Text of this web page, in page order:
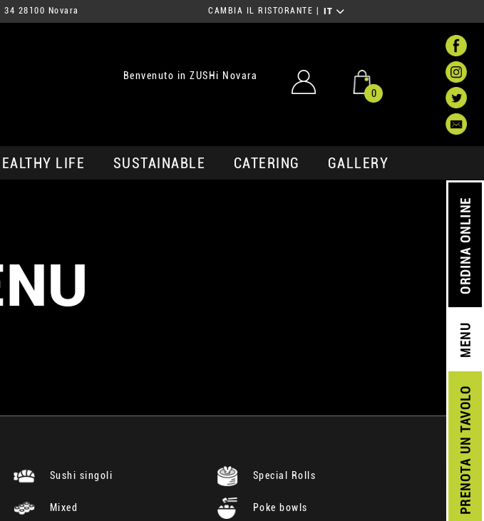
28100 Novara CAMBIA IL RISTORANTE IT
Benvenuto in ZUSHi Novara
0
LIFE SUSTAINABLE CATERING GALLERY
PRENOTA
UN TAVOLO
MENU
ORDINA ONLINE
Sushi singoli Special Rolls
Mixed Poke bowls